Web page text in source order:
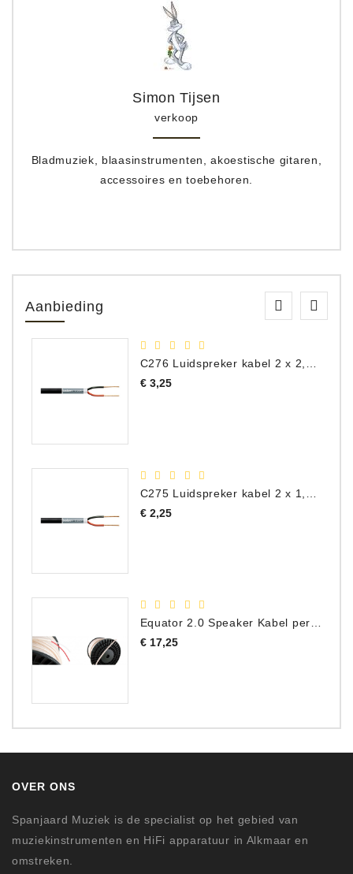
Simon Tijsen
verkoop
Bladmuziek, blaasinstrumenten, akoestische gitaren,
accessoires en toebehoren.
Aanbieding
C276 Luidspreker kabel 2 x 2,50 mm² (per meter)
€ 3,25Prijs
€ 2,25Prijs
Equator 2.0 Speaker Kabel per meter
€ 17,25Prijs
OVER ONS
Spanjaard Muziek is de specialist op het gebied van
muziekinstrumenten en HiFi apparatuur in Alkmaar en
omstreken.